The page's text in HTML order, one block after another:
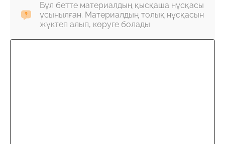
Бұл бетте материалдың қысқаша нұсқасы
ұсынылған. Материалдың толық нұсқасын
жүктеп алып, көруге болады